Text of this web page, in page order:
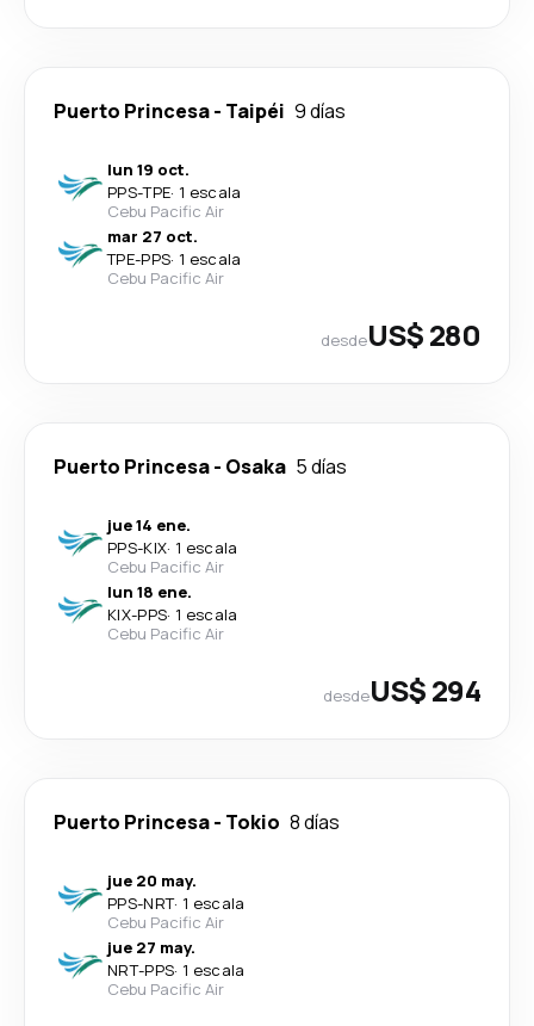
Puerto Princesa- Taipéi 9 días
lun 19 oct.
PPS-TPE· 1 escala
Cebu Pacific Air
mar 27 oct.
TPE-PPS· 1 escala
Cebu Pacific Air
desdeUS$ 280
Puerto Princesa- Osaka 5 días
jue 14 ene.
PPS-KIX· 1 escala
Cebu Pacific Air
lun 18 ene.
KIX-PPS· 1 escala
Cebu Pacific Air
desdeUS$ 294
Puerto Princesa- Tokio 8 días
jue 20 may.
PPS-NRT· 1 escala
Cebu Pacific Air
jue 27 may.
NRT-PPS· 1 escala
Cebu Pacific Air